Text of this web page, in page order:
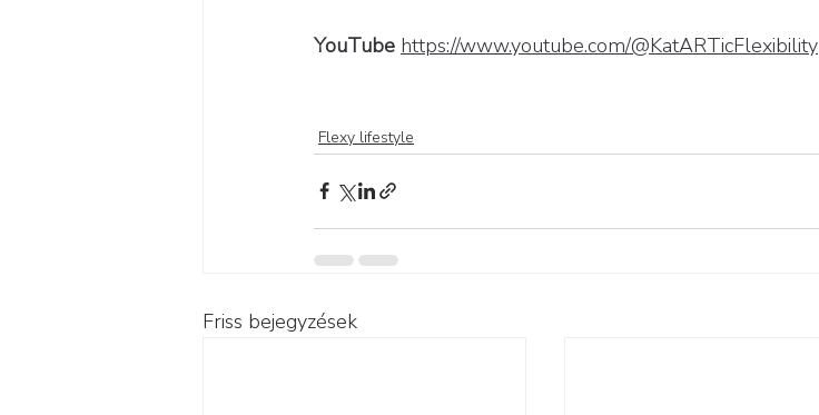
YouTube https://www.youtube.com/@KatARTicFlexibility
Flexy lifestyle
Friss bejegyzések